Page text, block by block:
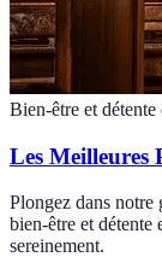
Bien-être et détente
Les Meilleures
Plongez dans notre
bien-être et détente
sereinement.